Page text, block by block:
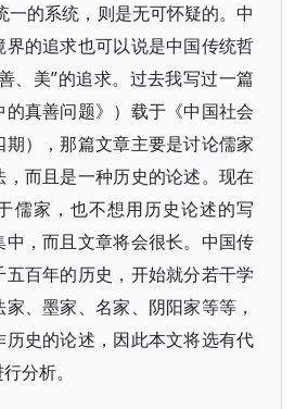
一的系统，则是无可怀疑的。中
的追求也可以说是中国传统哲
、美”的追求。过去我写过一篇
的真善问题》）载于《中国社会
），那篇文章主要是讨论儒家
而且是一种历史的论述。现在
儒家，也不想用历史论述的写
，而且文章将会很长。中国传
百年的历史，开始就分若干学
、墨家、名家、阴阳家等等，
史的论述，因此本文将选有代
分析。